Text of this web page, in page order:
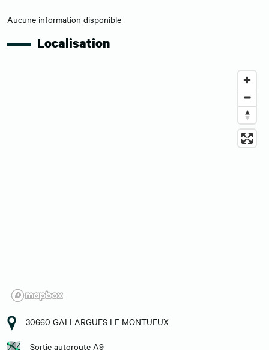
Aucune information disponible
Localisation
30660 GALLARGUES LE MONTUEUX
Sortie autoroute A9